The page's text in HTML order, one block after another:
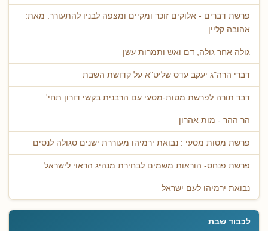
פרשת דברים - אלוקים זוכר ומקיים ומצפה לבניו להתעורר. מאת:
אהובה קליין
גולה אחר גולה, דם ואש ותמרות עשן
דברי הרה"ג יעקב עדס שליט"א על קדושת השבת
דבר תורה לפרשת מטות-מסעי עם הרבנית בקשי דורון תחי'
הר ההר - מות אהרון
פרשת מטות מסעי : נבואת ירמיהו מעוררת ישנים סגולה לנסים
פרשת פנחס- הוראות משמים לבחירת מנהיג הראוי לישראל
נבואת ירמיהו לעם ישראל
לכבוד שבת